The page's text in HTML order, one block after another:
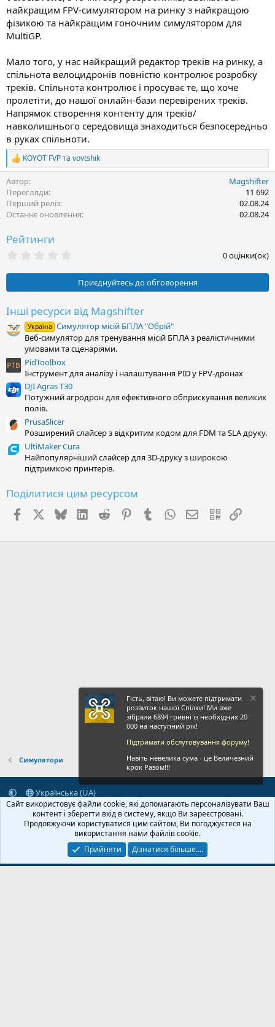
найкращим FPV-симулятором на ринку з найкращою
фізикою та найкращим гоночним симулятором для
MultiGP.
Мало того, у нас найкращий редактор треків на ринку, а
спільнота велоцидронів повністю контролює розробку
треків. Спільнота контролює і просуває те, що хоче
пролетіти, до нашої онлайн-бази перевірених треків.
Напрямок створення контенту для треків/
навколишнього середовища знаходиться безпосередньо
в руках спільноти.
Р
е
а
к
ц
і
KOYOT FVPта vovtshik
Автор
Magshifter
Перегляди
11 692
Перший реліз
02.08.24
Останнє оновлення
02.08.24
Рейтинги
0
з
р
к
а
(
и
)
0 оцінки(ок)
Приєднуйтесь до обговорення
Інші ресурси від Magshifter
Україна Симулятор місій БПЛА "Обрій"
Веб-симулятор для тренування місій БПЛА з реалістичними
умовами та сценаріями.
PidToolbox
Інструмент для аналізу і налаштування PID у FPV-дронах
DJI Agras T30
Потужний агродрон для ефективного обприскування великих
полів.
PrusaSlicer
Розширений слайсер з відкритим кодом для FDM та SLA друку.
UltiMaker Cura
Найпопулярніший слайсер для 3D-друку з широкою
підтримкою принтерів.
Поділитися цим ресурсом
FacebookX (Twitter)
BlueskyLinkedInReddit PinterestTumblr WhatsApp
E-mail QR Code
Симулятори
Українська (UA)
Зворотній зв'язок
Умови і правила
Політика конфіденційності
Дoпoмoга
Головна
R
S
S
© 2020-2026 FPVUA.ORG Розроблено:Magshifter
Гість, вітаю! Ви можете підтримати
розвиток нашої Спілки! Ми вже
зібрали 6894 гривні із необхідних 20
000 на наступний рік!
Підтримати обслуговування форуму!
Навіть невелика сума - це Величезний
крок Разом!!!
Сайт використовує файли cookie, які допомагають персоналізувати Ваш
контент і зберегти вхід в систему, якщо Ви зареєстровані.
Продовжуючи користуватися цим сайтом, Ви погоджуєтеся на
використання нами файлів cookie.
Прийняти
Дізнатися більше....